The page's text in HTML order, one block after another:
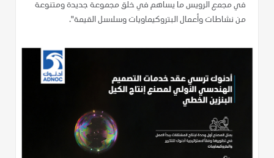
في مجمع الرويس ما يساهم في خلق مجموعة جديدة ومتنوعة
من نشاطات وأعمال البتروكيماويات وسلاسل القيمة".